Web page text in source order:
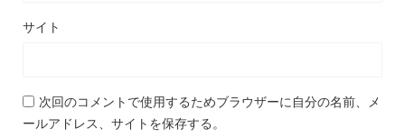
サイト
次回のコメントで使用するためブラウザーに自分の名前、メ
ールアドレス、サイトを保存する。